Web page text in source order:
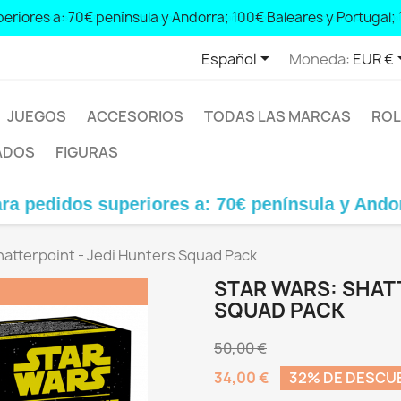
and Andorra; € 100 Balearic Islands and Portugal; €
Español Moneda: EUR €
JUEGOS ACCESORIOS TODAS LAS MARCAS ROL
FIGURAS
a: 70€ península y Andorra; 100€
- Jedi Hunters Squad Pack
STAR WARS:
SQUAD PACK
50,00 €
34,00 €
32% DE